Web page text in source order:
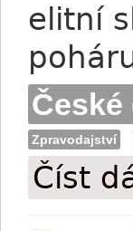
elitní
Zpravodajství
Číst